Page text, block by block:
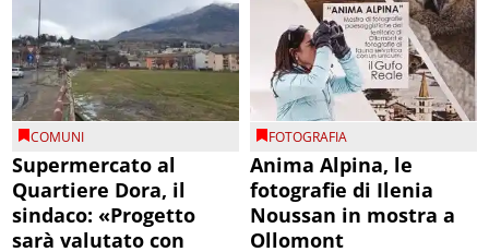
COMUNI
Supermercato al
Quartiere Dora, il
sindaco: «Progetto
sarà valutato con
FOTOGRAFIA
Anima Alpina, le
fotografie di Ilenia
Noussan in mostra a
Ollomont